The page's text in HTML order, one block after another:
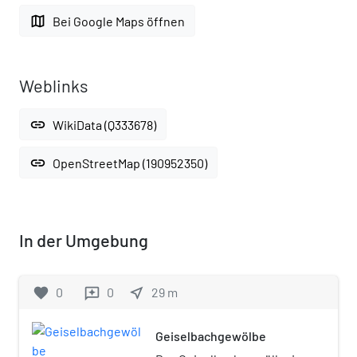
map Bei Google Maps öffnen
Weblinks
link WikiData (Q333678)
link OpenStreetMap (190952350)
In der Umgebung
favorite 0 reviews 0 near_me 29 m
Geiselbachgewölbe